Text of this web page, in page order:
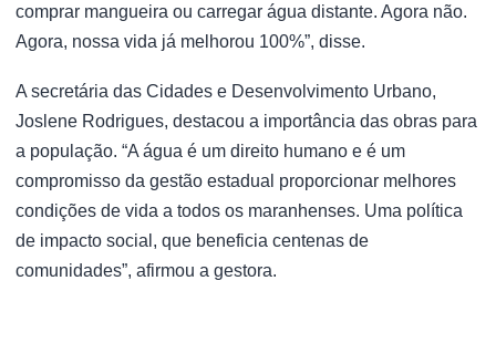
comprar mangueira ou carregar água distante. Agora não.
Agora, nossa vida já melhorou 100%”, disse.
A secretária das Cidades e Desenvolvimento Urbano,
Joslene Rodrigues, destacou a importância das obras para
a população. “A água é um direito humano e é um
compromisso da gestão estadual proporcionar melhores
condições de vida a todos os maranhenses. Uma política
de impacto social, que beneficia centenas de
comunidades”, afirmou a gestora.